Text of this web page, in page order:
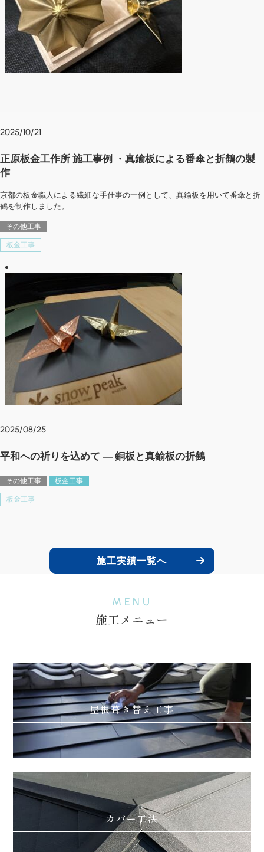
2025/10/21
正原板金工作所 施工事例 ・真鍮板による番傘と折鶴の製
作
京都の板金職人による繊細な手仕事の一例として、真鍮板を用いて番傘と折
鶴を制作しました。
その他工事
板金工事
2025/08/25
平和への祈りを込めて ― 銅板と真鍮板の折鶴
その他工事 板金工事
板金工事
施工実績一覧へ
MENU
施工メニュー
屋根葺き替え工事
カバー工法